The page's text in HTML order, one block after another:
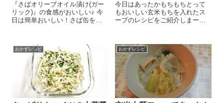
『さばオリーブオイル漬け(ガー
リック)』の食感がおいしい♪ 今
日は簡単おいしい！さば缶を使
3枚は4㎝角にざく切りします。
『さば缶オリーブオイル漬け(ガ
ーリック...
今日はあったかもちもちとって
もおいしい玄米もちを入れたス
ープのレシピをご紹介しまーす
いるわけでなく、おいしくて栄
養たっぷりで手軽に食べられる
ということでお正月に限らず
『オーサワ 有機...
おかずレシピ おかずレシピ